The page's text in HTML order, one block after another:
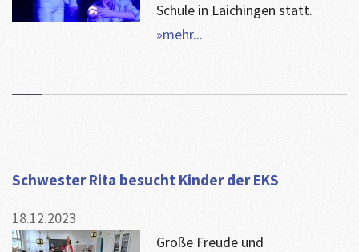
Schule in Laichingen statt.
»mehr...
Schwester Rita besucht Kinder der EKS
18.12.2023
Große Freude und